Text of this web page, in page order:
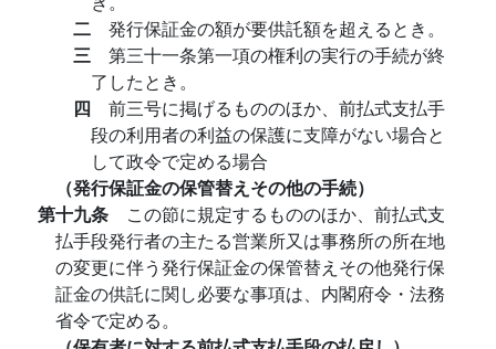
二 発行保証金の額が要供託額を超えるとき。
三 第三十一条第一項の権利の実行の手続が終
了したとき。
四 前三号に掲げるもののほか、前払式支払手
段の利用者の利益の保護に支障がない場合と
して政令で定める場合
（発行保証金の保管替えその他の手続）
第十九条 この節に規定するもののほか、前払式支
払手段発行者の主たる営業所又は事務所の所在地
の変更に伴う発行保証金の保管替えその他発行保
証金の供託に関し必要な事項は、内閣府令・法務
省令で定める。